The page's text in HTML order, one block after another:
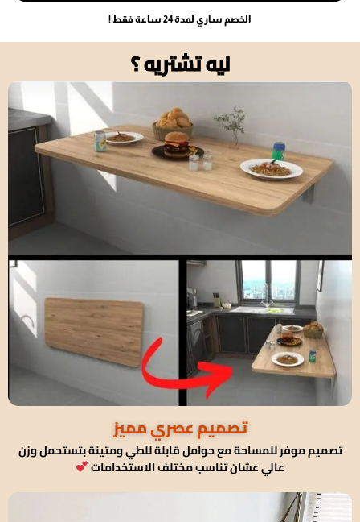
الخصم ساري لمدة 24 ساعة فقط !
ليه تشتريه ؟
تصميم عصري مميز
تصميم موفر للمساحة مع حوامل قابلة للطي ومتينة بتستحمل وزن
عالي عشان تناسب مختلف الاستخدامات